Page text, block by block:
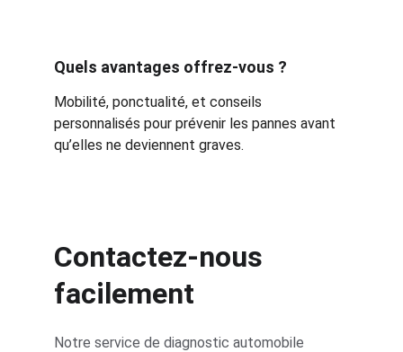
Quels avantages offrez-vous ?
Mobilité, ponctualité, et conseils
personnalisés pour prévenir les pannes avant
qu’elles ne deviennent graves.
Contactez-nous
facilement
Notre service de diagnostic automobile